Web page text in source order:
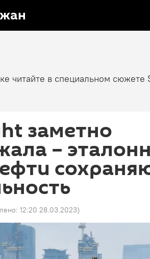
читайте в специальном сюжете
заметно
–
12:20 28.03.2023)